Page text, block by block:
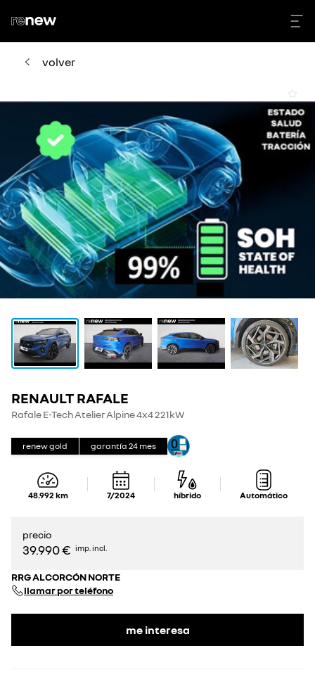
volver
RENAULT RAFALE
Rafale E-Tech Atelier Alpine 4x4 221kW
renew gold garantía 24 mes
48.992 km 7/2024 híbrido Automático
precio
39.990 € imp. incl.
RRG ALCORCÓN NORTE
llamar por teléfono
me interesa